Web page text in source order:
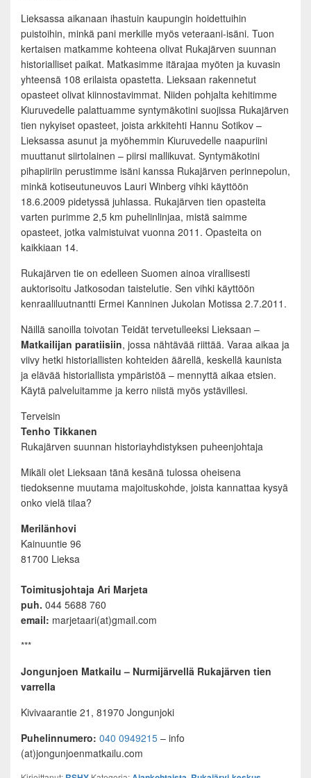
Lieksassa aikanaan ihastuin kaupungin hoidettuihin
puistoihin, minkä pani merkille myös veteraani-isäni. Tuon
kertaisen matkamme kohteena olivat Rukajärven suunnan
historialliset paikat. Matkasimme itärajaa myöten ja kuvasin
yhteensä 108 erilaista opastetta. Lieksaan rakennetut
opasteet olivat kiinnostavimmat. Niiden pohjalta kehitimme
Kiuruvedelle palattuamme syntymäkotini suojissa Rukajärven
tien nykyiset opasteet, joista arkkitehti Hannu Sotikov –
Lieksassa asunut ja myöhemmin Kiuruvedelle naapuriini
muuttanut siirtolainen – piirsi mallikuvat. Syntymäkotini
pihapiiriin perustimme isäni kanssa Rukajärven perinnepolun,
minkä kotiseutuneuvos Lauri Winberg vihki käyttöön
18.6.2009 pidetyssä juhlassa. Rukajärven tien opasteita
varten purimme 2,5 km puhelinlinjaa, mistä saimme
opasteet, jotka valmistuivat vuonna 2011. Opasteita on
kaikkiaan 14.
Rukajärven tie on edelleen Suomen ainoa virallisesti
auktorisoitu Jatkosodan taistelutie. Sen vihki käyttöön
kenraaliluutnantti Ermei Kanninen Jukolan Motissa 2.7.2011.
Näillä sanoilla toivotan Teidät tervetulleeksi Lieksaan –
Matkailijan paratiisiin, jossa nähtävää riittää. Varaa aikaa ja
viivy hetki historiallisten kohteiden äärellä, keskellä kaunista
ja elävää historiallista ympäristöä – mennyttä aikaa etsien.
Käytä palveluitamme ja kerro niistä myös ystävillesi.
Terveisin
Tenho Tikkanen
Rukajärven suunnan historiayhdistyksen puheenjohtaja
Mikäli olet Lieksaan tänä kesänä tulossa oheisena
tiedoksenne muutama majoituskohde, joista kannattaa kysyä
onko vielä tilaa?
Merilänhovi
Kainuuntie 96
81700 Lieksa
Toimitusjohtaja Ari Marjeta
puh. 044 5688 760
email: marjetaari(at)gmail.com
***
Jongunjoen Matkailu – Nurmijärvellä Rukajärven tien
varrella
Kivivaarantie 21, 81970 Jongunjoki
Puhelinnumero: 040 0949215 – info
(at)jongunjoenmatkailu.com